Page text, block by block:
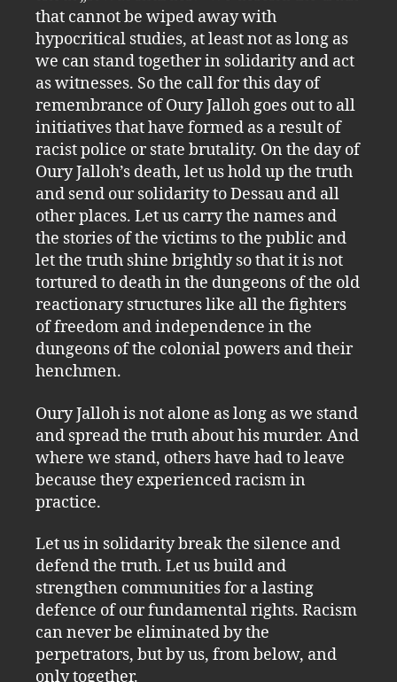
that cannot be wiped away with
hypocritical studies, at least not as long as
we can stand together in solidarity and act
as witnesses. So the call for this day of
remembrance of Oury Jalloh goes out to all
initiatives that have formed as a result of
racist police or state brutality. On the day of
Oury Jalloh’s death, let us hold up the truth
and send our solidarity to Dessau and all
other places. Let us carry the names and
the stories of the victims to the public and
let the truth shine brightly so that it is not
tortured to death in the dungeons of the old
reactionary structures like all the fighters
of freedom and independence in the
dungeons of the colonial powers and their
henchmen.
Oury Jalloh is not alone as long as we stand
and spread the truth about his murder. And
where we stand, others have had to leave
because they experienced racism in
practice.
Let us in solidarity break the silence and
defend the truth. Let us build and
strengthen communities for a lasting
defence of our fundamental rights. Racism
can never be eliminated by the
perpetrators, but by us, from below, and
only together.